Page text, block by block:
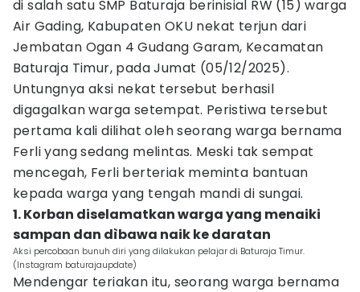
di salah satu SMP Baturaja berinisial RW (15) warga
Air Gading, Kabupaten OKU nekat terjun dari
Jembatan Ogan 4 Gudang Garam, Kecamatan
Baturaja Timur, pada Jumat (05/12/2025).
Untungnya aksi nekat tersebut berhasil
digagalkan warga setempat. Peristiwa tersebut
pertama kali dilihat oleh seorang warga bernama
Ferli yang sedang melintas. Meski tak sempat
mencegah, Ferli berteriak meminta bantuan
kepada warga yang tengah mandi di sungai.
1. Korban diselamatkan warga yang menaiki
sampan dan dìbawa naik ke daratan
Aksi percobaan bunuh diri yang dilakukan pelajar di Baturaja Timur.
(Instagram baturajaupdate)
Mendengar teriakan itu, seorang warga bernama